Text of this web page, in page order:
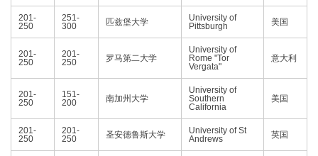
201-
250
251-
300
匹兹堡大学
University of
Pittsburgh
美国
201-
250
201-
250
罗马第二大学
University of
Rome "Tor
Vergata"
意大利
201-
250
151-
200
南加州大学
University of
Southern
California
美国
201-
250
201-
250
圣安德鲁斯大学
University of St
Andrews
英国